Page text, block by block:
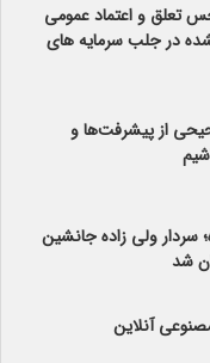
تعلق و اعتماد عمومی
در جلب سرمایه های
از پیشرفت‌ها و
سردار ولی زاده جانشین
شد
آنلاین